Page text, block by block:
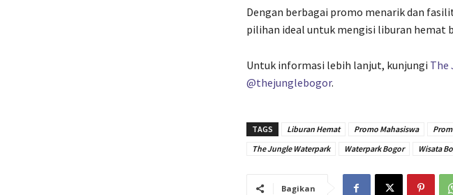
Dengan berbagai promo menarik dan
pilihan ideal untuk mengisi liburan hemat
Untuk informasi lebih lanjut, kunjungi The
@thejunglebogor.
TAGS Liburan Hemat Promo Mahasiswa
The Jungle Waterpark
Waterpark Bogor Wisata
Bagikan